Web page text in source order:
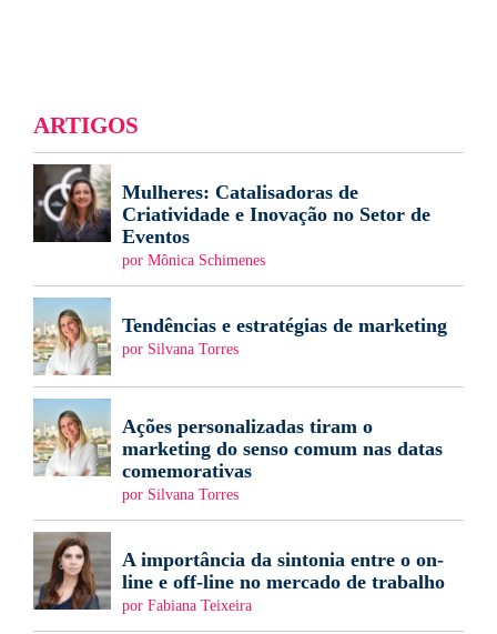
ARTIGOS
Mulheres: Catalisadoras de
Criatividade e Inovação no Setor de
Eventos
por Mônica Schimenes
Tendências e estratégias de marketing
por Silvana Torres
Ações personalizadas tiram o
marketing do senso comum nas datas
comemorativas
por Silvana Torres
A importância da sintonia entre o on-
line e off-line no mercado de trabalho
por Fabiana Teixeira